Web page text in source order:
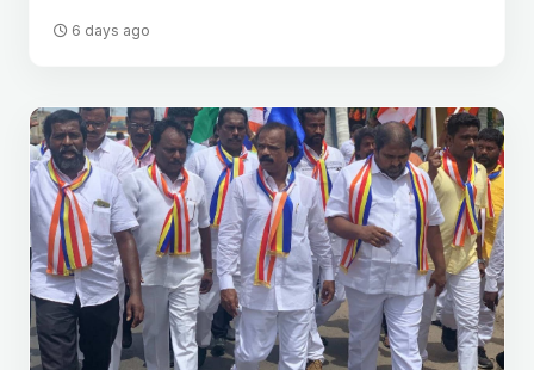
6 days ago